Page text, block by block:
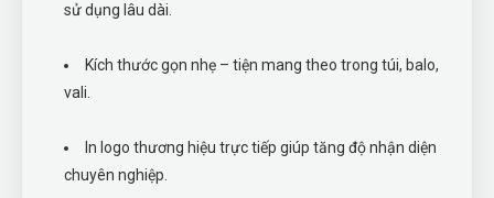
sử dụng lâu dài.
Kích thước gọn nhẹ – tiện mang theo trong túi, balo,
vali.
In logo thương hiệu trực tiếp giúp tăng độ nhận diện
chuyên nghiệp.